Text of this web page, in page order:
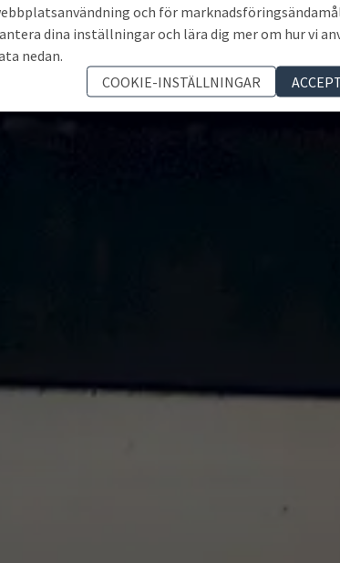
och för
dina inställningar och lära dig mer om hur vi
nedan.
COOKIE-INSTÄLLNINGAR